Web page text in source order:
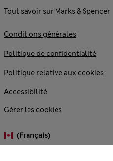
Tout savoir sur Marks & Spencer
Conditions générales
Politique de confidentialité
Politique relative aux cookies
Accessibilité
Gérer les cookies
(français)